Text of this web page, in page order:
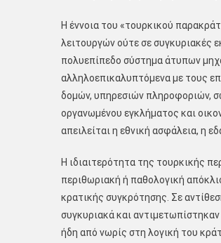
Η έννοια του «τουρκικού
λειτουργών ούτε σε συγκυριακές
πολυεπίπεδο σύστημα άτυπων
αλληλοεπικαλυπτόμενα με τους
δομών, υπηρεσιών πληροφοριών,
οργανωμένου εγκλήματος και
απειλείται η εθνική ασφάλεια, η
Η ιδιαιτερότητα της τουρκικής
περιθωριακή ή παθολογική
κρατικής συγκρότησης. Σε
συγκυριακά και
ήδη από νωρίς στη λογική του